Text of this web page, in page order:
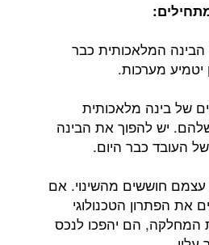
המלאכותית כבר
יטמיע מערכות.
של בינה מלאכותית
שלהם. יש להפוך את הבינה
העובד כבר היום.
עצמם חוששים מהשינוי. אם
את הפתרון הטכנולוגי
המחלקה, הם יהפכו לנכס